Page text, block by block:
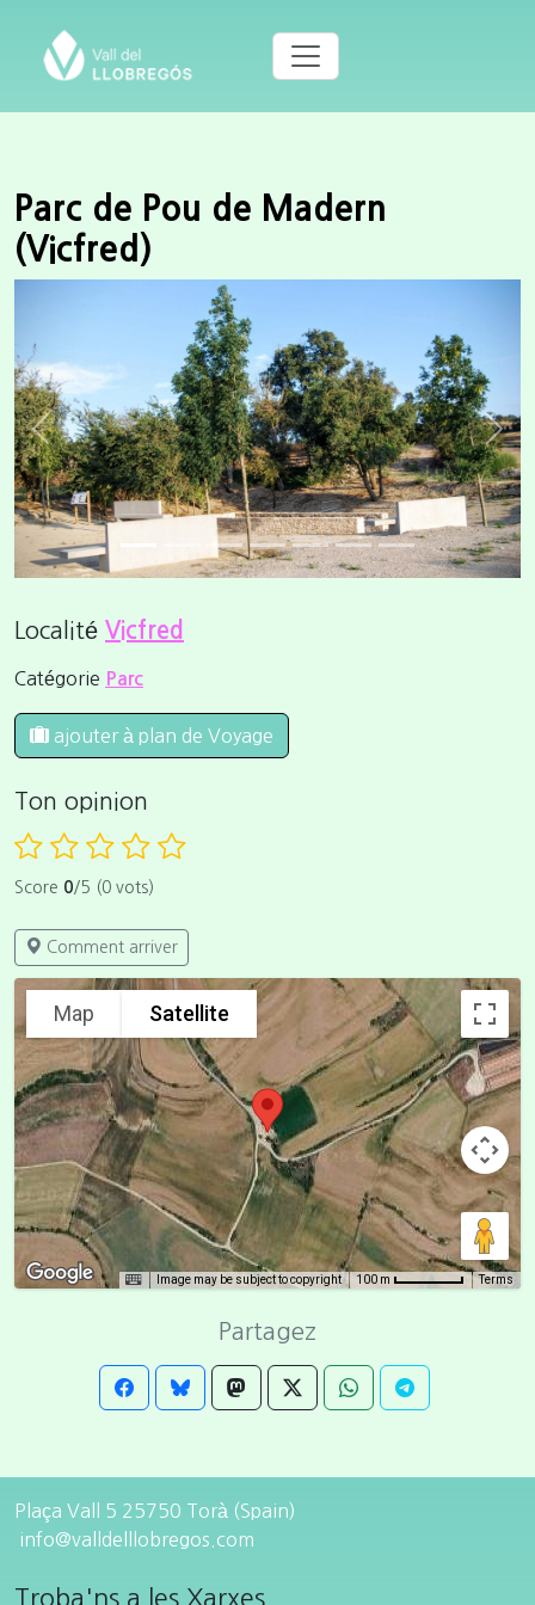
Parc de Pou de Madern
(Vicfred)
Previous Next
Localité Vicfred
Catégorie Parc
ajouter à plan de Voyage
Ton opinion
Score 0/5 (0 vots)
Comment arriver
Map Satellite
Image may be subject to copyright 100 m Terms
Partagez
Plaça Vall 5 25750 Torà (Spain)
info@valldelllobregos.com
Troba'ns a les Xarxes